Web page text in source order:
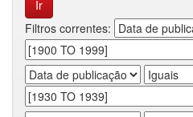
Filtros correntes: